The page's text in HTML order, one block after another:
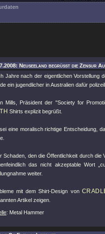
Neuseeland begrüßt die Zensur
Jahre nach der eigentlichen Vorstellung
ein jugendlicher in Australien dafür
Mills, Präsident der "Society for
Shirts explizit begrüßt.
eine moralisch richtige Entscheidung,
Schaden, den die Öffentlichkeit durch
das nicht akzeptable Wort
weiter.
mit dem Shirt-Design von
Artikel zeigen.
: Metal Hammer